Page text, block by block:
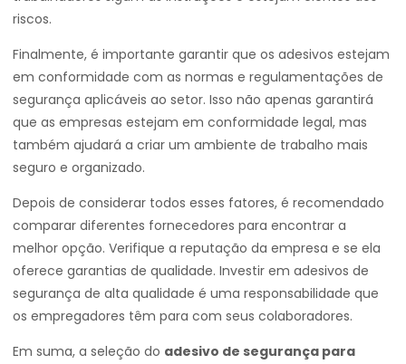
riscos.
Finalmente, é importante garantir que os adesivos estejam
em conformidade com as normas e regulamentações de
segurança aplicáveis ao setor. Isso não apenas garantirá
que as empresas estejam em conformidade legal, mas
também ajudará a criar um ambiente de trabalho mais
seguro e organizado.
Depois de considerar todos esses fatores, é recomendado
comparar diferentes fornecedores para encontrar a
melhor opção. Verifique a reputação da empresa e se ela
oferece garantias de qualidade. Investir em adesivos de
segurança de alta qualidade é uma responsabilidade que
os empregadores têm para com seus colaboradores.
Em suma, a seleção do adesivo de segurança para